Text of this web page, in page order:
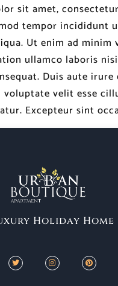
sit amet,
tempor incididunt
Ut enim ad minim
ullamco laboris
Duis aute
velit esse
Excepteur sint
Holiday Home